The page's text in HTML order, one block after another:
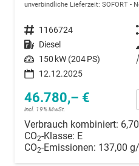
unverbindliche Lieferzeit: SOFORT
Fahrzeugnummer 1166724
Kraftstoff Diesel
Leistung 150 kW (204 PS)
12.12.2025
46.780,– €
incl. 19% MwSt.
Verbrauch kombiniert:
CO2-Klasse: E
CO2-Emissionen: 137,00